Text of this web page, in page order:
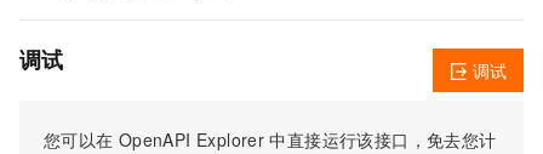
调试
您可以在 OpenAPI Explorer 中直接运行该接口，免去您计
调试